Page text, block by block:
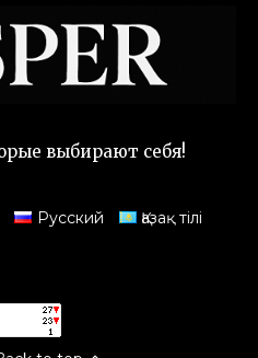
выбирают себя!
Русский Қазақ тілі